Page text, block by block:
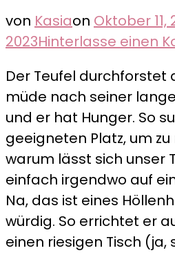
von Kasiaon Oktober 11,
2023Hinterlasse einen
Der Teufel durchforstet
müde nach seiner
und er hat Hunger. So
geeigneten Platz, um
warum lässt sich unser
einfach irgendwo auf
Na, das ist eines
würdig. So errichtet er
einen riesigen Tisch (ja,